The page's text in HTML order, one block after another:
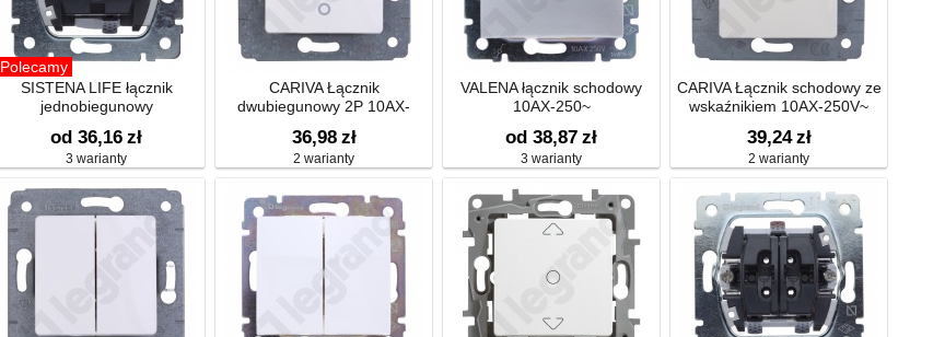
Polecamy
SISTENA LIFE łącznik
jednobiegunowy
od 36,16 zł
3 warianty
CARIVA Łącznik
dwubiegunowy 2P 10AX-
36,98 zł
2 warianty
VALENA łącznik schodowy
10AX-250~
od 38,87 zł
3 warianty
CARIVA Łącznik schodowy ze
wskaźnikiem 10AX-250V~
39,24 zł
2 warianty